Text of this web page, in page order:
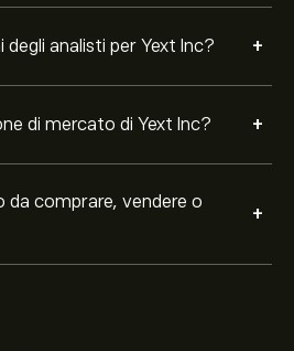
degli analisti per Yext Inc? +
di mercato di Yext Inc? +
da comprare, vendere o
+